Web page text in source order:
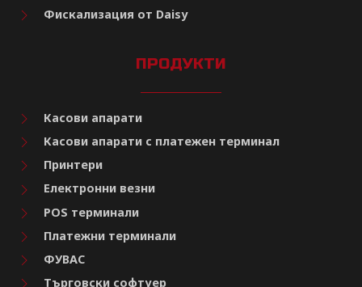
Фискализация от Daisy
ПРОДУКТИ
Касови апарати
Касови апарати с платежен терминал
Принтери
Електронни везни
POS терминали
Платежни терминали
ФУВАС
Търговски софтуер